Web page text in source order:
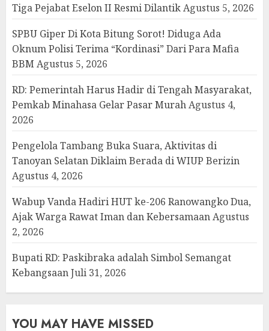
Tiga Pejabat Eselon II Resmi DilantikAgustus 5, 2026
SPBU Giper Di Kota Bitung Sorot! Diduga Ada
Oknum Polisi Terima “Kordinasi” Dari Para Mafia
BBM Agustus 5, 2026
RD: Pemerintah Harus Hadir di Tengah Masyarakat,
Pemkab Minahasa Gelar Pasar MurahAgustus 4,
2026
Pengelola Tambang Buka Suara, Aktivitas di
Tanoyan Selatan Diklaim Berada di WIUP Berizin
Agustus 4, 2026
Wabup Vanda Hadiri HUT ke-206 Ranowangko Dua,
Ajak Warga Rawat Iman dan KebersamaanAgustus
2, 2026
Bupati RD: Paskibraka adalah Simbol Semangat
KebangsaanJuli 31, 2026
YOU MAY HAVE MISSED